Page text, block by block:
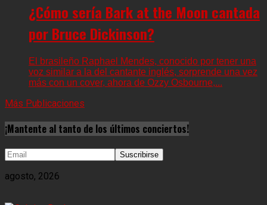
¿Cómo sería Bark at the Moon cantada
por Bruce Dickinson?
El brasileño Raphael Mendes, conocido por tener una
voz similar a la del cantante inglés, sorprende una vez
más con un cover, ahora de Ozzy Osbourne,...
Más Publicaciones
¡Mantente al tanto de los últimos conciertos!
agosto, 2026